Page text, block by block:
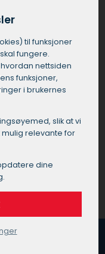
ethvert rom
maler i
de
ved utføre
til funksjoner
fungere.
nettsiden
funksjoner,
i brukernes
slik at vi
relevante for
dine